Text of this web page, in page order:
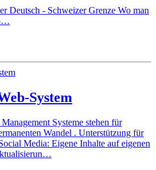
Deutsch - Schweizer Grenze Wo man
System
Systeme stehen für
Wandel . Unterstützung für
Media: Eigene Inhalte auf eigenen